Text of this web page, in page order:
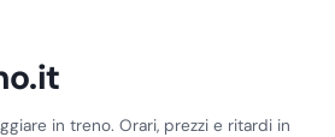
in treno. Orari, prezzi e ritardi in